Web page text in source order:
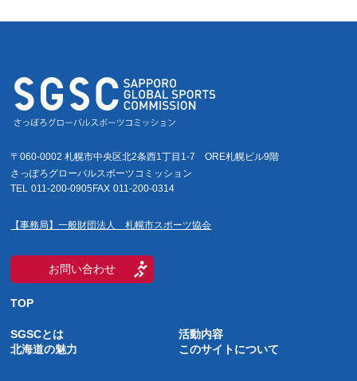
〒060-0002 札幌市中央区北2条西1丁目1-7ORE札幌ビル9階
さっぽろグローバルスポーツコミッション
TEL 011-200-0905FAX 011-200-0314
【事務局】一般財団法人 札幌市スポーツ協会
お問い合わせ
TOP
SGSCとは
活動内容
北海道の魅力
このサイトについて